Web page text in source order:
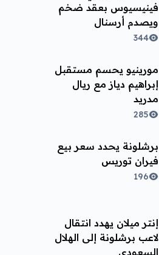
فينيسيوس بعقد ضخم
ويصدم أرسنال
344
مورينيو يحسم مستقبل
إبراهيم دياز مع ريال
مدريد
285
برشلونة يحدد سعر بيع
فيران توريس
196
إنتر ميلان يهدد انتقال
لاعب برشلونة إلى الهلال
السعودي